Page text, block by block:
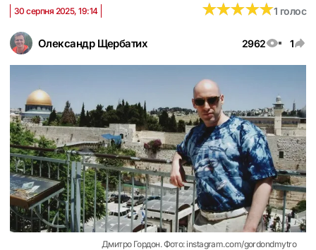
Олександр Щербатих 2962 1
30 серпня 2025, 19:14 ★★★★★
★★★★★1 голос
Дмитро Гордон. Фото: instagram.com/gordondmytro